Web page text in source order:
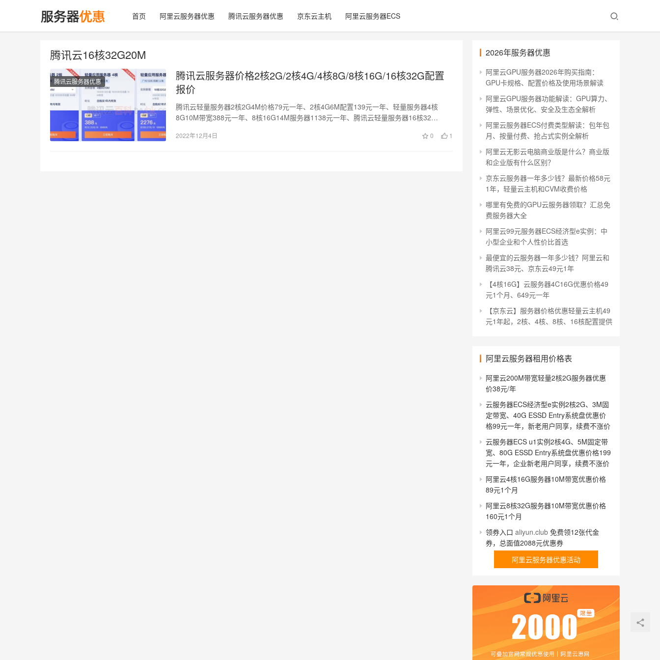
首页 阿里云服务器优惠 腾讯云服务器优惠 京东云主机 阿里云服务器ECS
腾讯云16核32G20M
腾讯云服务器优惠
腾讯云服务器价格2核2G/2核4G/4核8G/8核16G/16核32G配置
报价
腾讯云轻量服务器2核2G4M价格79元一年、2核4G6M配置139元一年、轻量服务器4核
8G10M带宽388元一年、8核16G14M服务器1138元一年、腾讯云轻量服务器16核32…
2022年12月4日 0 1
2026年服务器优惠
阿里云GPU服务器2026年购买指南：
GPU卡规格、配置价格及使用场景解读
阿里云GPU服务器功能解读：GPU算力、
弹性、场景优化、安全及生态全解析
阿里云服务器ECS付费类型解读：包年包
月、按量付费、抢占式实例全解析
阿里云无影云电脑商业版是什么？商业版
和企业版有什么区别？
京东云服务器一年多少钱？最新价格58元
1年，轻量云主机和CVM收费价格
哪里有免费的GPU云服务器领取？汇总免
费服务器大全
阿里云99元服务器ECS经济型e实例：中
小型企业和个人性价比首选
最便宜的云服务器一年多少钱？阿里云和
腾讯云38元、京东云49元1年
【4核16G】云服务器4C16G优惠价格49
元1个月、649元一年
【京东云】服务器价格优惠轻量云主机49
元1年起，2核、4核、8核、16核配置提供
阿里云服务器租用价格表
阿里云200M带宽轻量2核2G服务器优惠
价38元/年
云服务器ECS经济型e实例2核2G、3M固
定带宽、40G ESSD Entry系统盘优惠价
格99元一年，新老用户同享，续费不涨价
云服务器ECS u1实例2核4G、5M固定带
宽、80G ESSD Entry系统盘优惠价格199
元一年，企业新老用户同享，续费不涨价
阿里云4核16G服务器10M带宽优惠价格
89元1个月
阿里云8核32G服务器10M带宽优惠价格
160元1个月
领券入口 aliyun.club 免费领12张代金
券，总面值2088元优惠券
阿里云服务器优惠活动